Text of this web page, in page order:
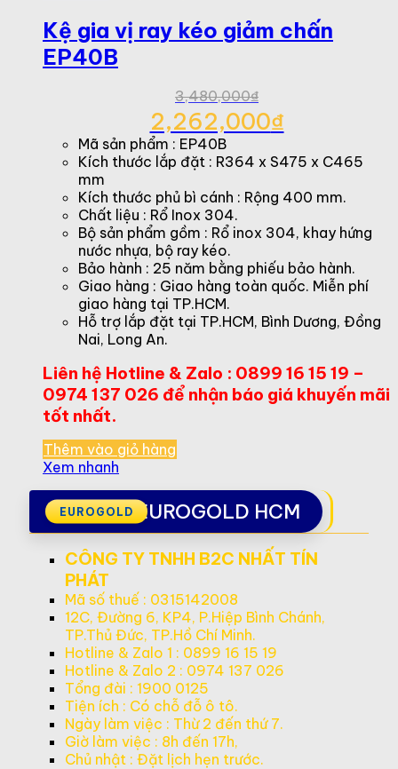
Kệ gia vị ray kéo giảm chấn
EP40B
3,480,000₫
3,480,000₫.
2,262,000₫
Giá
hiện
2,262,000₫.
Mã sản phẩm : EP40B
Kích thước lắp đặt : R364 x S475 x C465
mm
Kích thước phủ bì cánh : Rộng 400 mm.
Chất liệu : Rổ Inox 304.
Bộ sản phẩm gồm : Rổ inox 304, khay hứng
nước nhựa, bộ ray kéo.
Bảo hành : 25 năm bằng phiếu bảo hành.
Giao hàng : Giao hàng toàn quốc. Miễn phí
giao hàng tại TP.HCM.
Hỗ trợ lắp đặt tại TP.HCM, Bình Dương, Đồng
Nai, Long An.
Liên hệ Hotline & Zalo : 0899 16 15 19 –
0974 137 026 để nhận báo giá khuyến mãi
tốt nhất.
Thêm vào giỏ hàng
Xem nhanh
EUROGOLD HCM
CÔNG TY TNHH B2C NHẤT TÍN
PHÁT
Mã số thuế : 0315142008
12C, Đường 6, KP4, P.Hiệp Bình Chánh,
TP.Thủ Đức, TP.Hồ Chí Minh.
Hotline & Zalo 1 : 0899 16 15 19
Hotline & Zalo 2 : 0974 137 026
Tổng đài : 1900 0125
Tiện ích : Có chỗ đỗ ô tô.
Ngày làm việc : Thừ 2 đến thứ 7.
Giờ làm việc : 8h đến 17h,
Chủ nhật : Đặt lịch hẹn trước.